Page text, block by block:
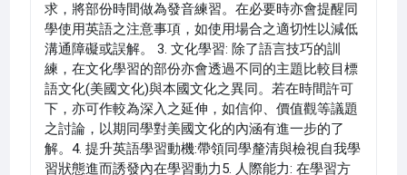
求，將部份時間做為發音練習。在必要時亦會提醒同
學使用英語之注意事項，如使用場合之適切性以減低
溝通障礙或誤解。 3. 文化學習: 除了語言技巧的訓
練，在文化學習的部份亦會透過不同的主題比較目標
語文化(美國文化)與本國文化之異同。若在時間許可
下，亦可作較為深入之延伸，如信仰、價值觀等議題
之討論，以期同學對美國文化的內涵有進一步的了
解。4. 提升英語學習動機:帶領同學釐清與檢視自我學
習狀態進而誘發內在學習動力5. 人際能力: 在學習方